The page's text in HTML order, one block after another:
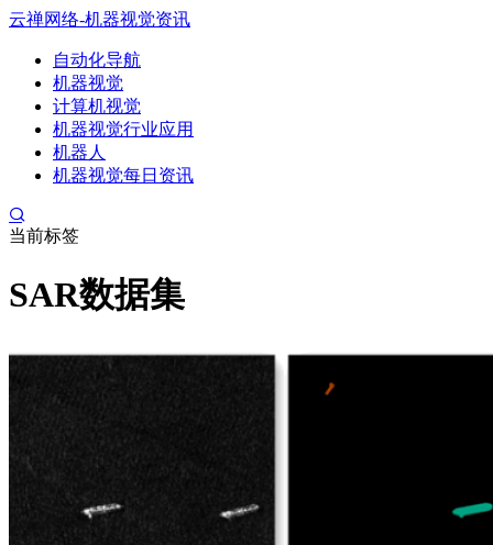
云禅网络-机器视觉资讯
自动化导航
机器视觉
计算机视觉
机器视觉行业应用
机器人
机器视觉每日资讯
当前标签
SAR数据集